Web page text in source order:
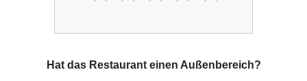
Hat das Restaurant einen Außenbereich?